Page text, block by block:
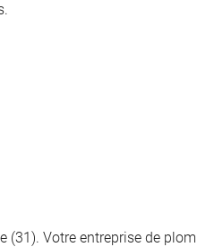
Votre entreprise de